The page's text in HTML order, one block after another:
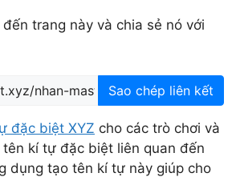
trang này và chia sẻ nó với
Sao chép liên kết
đặc biệt XYZ cho các trò chơi và
kí tự đặc biệt liên quan đến
dụng tạo tên kí tự này giúp cho